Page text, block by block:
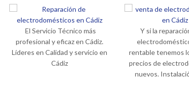
El Servicio Técnico más
profesional y eficaz en Cádiz.
Líderes en Calidad y servicio en
Cádiz
Y si la
rentable tenemos
precios de
nuevos.